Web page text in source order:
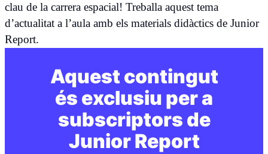
clau de la carrera espacial! Treballa aquest tema
d’actualitat a l’aula amb els materials didàctics de Junior
Report.
Aquest contingut
és exclusiu per a
subscriptors de
Junior Report